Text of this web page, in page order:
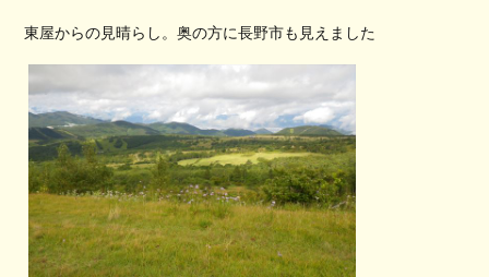
東屋からの見晴らし。奥の方に長野市も見えました